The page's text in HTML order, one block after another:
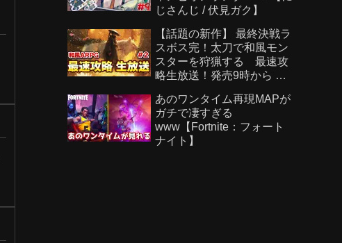
じさんじ / 伏見ガク】
【話題の新作】 最終決戦ラ
スボス完！太刀で和風モン
スターを狩猟する 最速攻
略生放送！発売9時から ラ
Reincarnation】
あのワンタイム再現MAPが
ガチで凄すぎる
www【Fortnite：フォート
ナイト】